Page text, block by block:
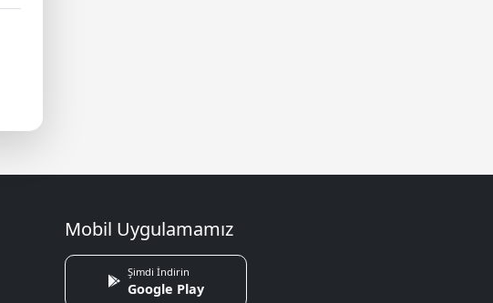
Mobil Uygulamamız
Şimdi İndirin
Google Play